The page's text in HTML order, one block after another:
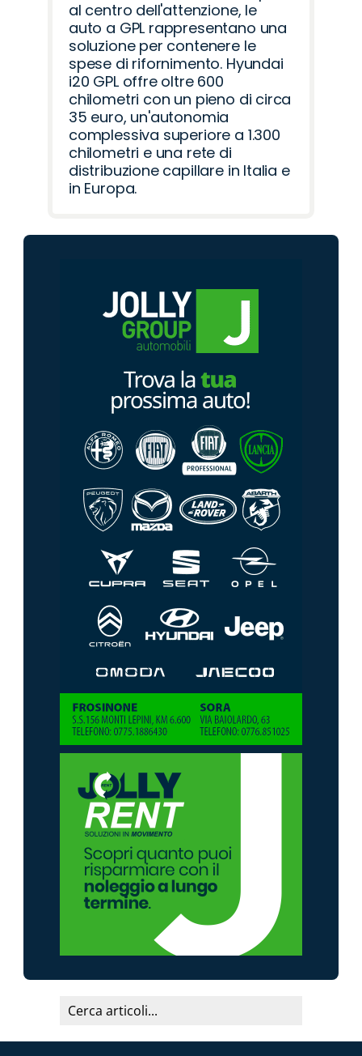
al centro dell'attenzione, le
auto a GPL rappresentano una
soluzione per contenere le
spese di rifornimento. Hyundai
i20 GPL offre oltre 600
chilometri con un pieno di circa
35 euro, un'autonomia
complessiva superiore a 1.300
chilometri e una rete di
distribuzione capillare in Italia e
in Europa.